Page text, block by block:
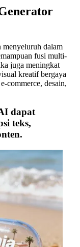
menyeluruh dalam
fusi multi-
juga meningkat
kreatif bergaya
commerce, desain,
dapat
teks,